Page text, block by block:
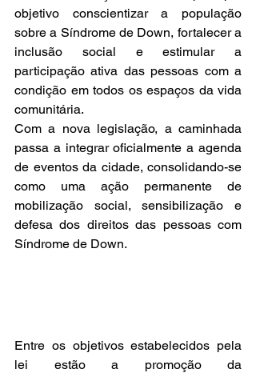
objetivo conscientizar a população
sobre a Síndrome de Down, fortalecer a
inclusão social e estimular a
participação ativa das pessoas com a
condição em todos os espaços da vida
comunitária.
Com a nova legislação, a caminhada
passa a integrar oficialmente a agenda
de eventos da cidade, consolidando-se
como uma ação permanente de
mobilização social, sensibilização e
defesa dos direitos das pessoas com
Síndrome de Down.
Entre os objetivos estabelecidos pela
lei estão a promoção da